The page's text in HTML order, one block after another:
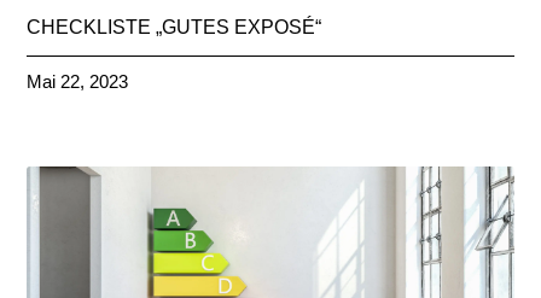
CHECKLISTE „GUTES EXPOSÉ“
Mai 22, 2023